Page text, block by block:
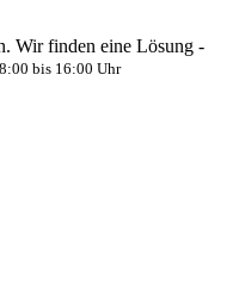
Wir finden eine Lösung -
bis 16:00 Uhr